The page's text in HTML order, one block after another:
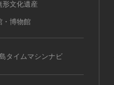
形文化遺産
・博物館
タイムマシンナビ